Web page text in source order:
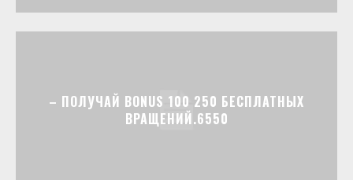
– ПОЛУЧАЙ BONUS 100 250 БЕСПЛАТНЫХ
ВРАЩЕНИЙ.6550